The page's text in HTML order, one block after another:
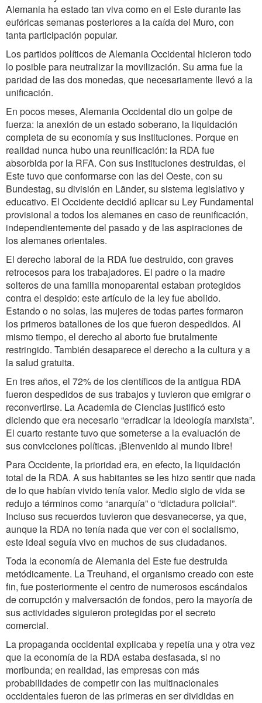
Alemania ha estado tan viva como en el Este durante las
eufóricas semanas posteriores a la caída del Muro, con
tanta participación popular.
Los partidos políticos de Alemania Occidental hicieron todo
lo posible para neutralizar la movilización. Su arma fue la
paridad de las dos monedas, que necesariamente llevó a la
unificación.
En pocos meses, Alemania Occidental dio un golpe de
fuerza: la anexión de un estado soberano, la liquidación
completa de su economía y sus instituciones. Porque en
realidad nunca hubo una reunificación: la RDA fue
absorbida por la RFA. Con sus instituciones destruidas, el
Este tuvo que conformarse con las del Oeste, con su
Bundestag, su división en Länder, su sistema legislativo y
educativo. El Occidente decidió aplicar su Ley Fundamental
provisional a todos los alemanes en caso de reunificación,
independientemente del pasado y de las aspiraciones de
los alemanes orientales.
El derecho laboral de la RDA fue destruido, con graves
retrocesos para los trabajadores. El padre o la madre
solteros de una familia monoparental estaban protegidos
contra el despido: este artículo de la ley fue abolido.
Estando o no solas, las mujeres de todas partes formaron
los primeros batallones de los que fueron despedidos. Al
mismo tiempo, el derecho al aborto fue brutalmente
restringido. También desaparece el derecho a la cultura y a
la salud gratuita.
En tres años, el 72% de los científicos de la antigua RDA
fueron despedidos de sus trabajos y tuvieron que emigrar o
reconvertirse. La Academia de Ciencias justificó esto
diciendo que era necesario “erradicar la ideología marxista”.
El cuarto restante tuvo que someterse a la evaluación de
sus convicciones políticas. ¡Bienvenido al mundo libre!
Para Occidente, la prioridad era, en efecto, la liquidación
total de la RDA. A sus habitantes se les hizo sentir que nada
de lo que habían vivido tenía valor. Medio siglo de vida se
redujo a términos como “anarquía” o “dictadura policial”.
Incluso sus recuerdos tuvieron que desvanecerse, ya que,
aunque la RDA no tenía nada que ver con el socialismo,
este ideal seguía vivo en muchos de sus ciudadanos.
Toda la economía de Alemania del Este fue destruida
metódicamente. La Treuhand, el organismo creado con este
fin, fue posteriormente el centro de numerosos escándalos
de corrupción y malversación de fondos, pero la mayoría de
sus actividades siguieron protegidas por el secreto
comercial.
La propaganda occidental explicaba y repetía una y otra vez
que la economía de la RDA estaba desfasada, si no
moribunda; en realidad, las empresas con más
probabilidades de competir con las multinacionales
occidentales fueron de las primeras en ser divididas en